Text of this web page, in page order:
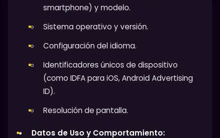
smartphone) y modelo.
Sistema operativo y versión.
Configuración del idioma.
Identificadores únicos de dispositivo
(como IDFA para iOS, Android Advertising
ID).
Resolución de pantalla.
Datos de Uso y Comportamiento: